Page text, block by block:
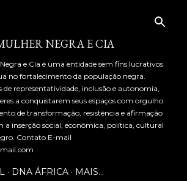
NEGRA E CIA
e Cia é uma entidade sem fins lucrativos
no fortalecimento da população negra.
de representatividade, inclusão e autonomia,
a conquistarem seus espaços com orgulho.
de transformação, resistência e afirmação
inserção social, econômica, política, cultural
Contato E-mail
DNA ÁFRICA MAIS…